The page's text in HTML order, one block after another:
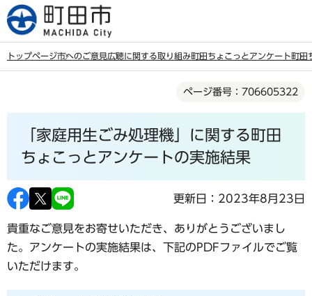
こ
の
トップページ市へのご意見広聴に関する取り組み町田ちょこっとアンケート町田
ページ番号：706605322
「家庭用生ごみ処理機」に関する町田
ちょこっとアンケートの実施結果
更新日：2023年8月23日
貴重なご意見をお寄せいただき、ありがとうございまし
た。アンケートの実施結果は、下記のPDFファイルでご覧
いただけます。